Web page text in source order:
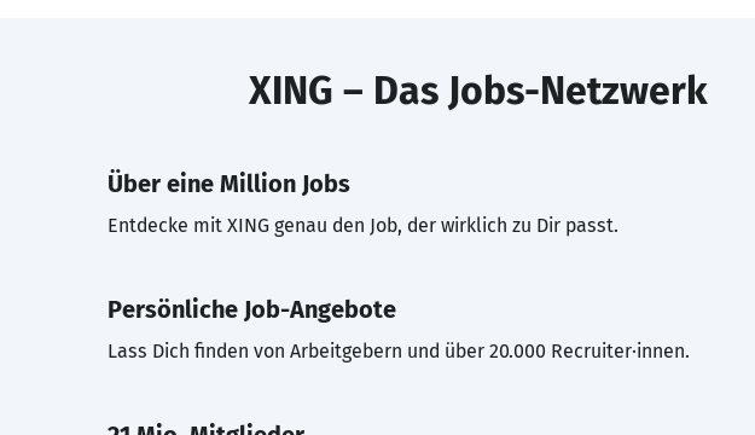
XING – Das Jobs-Netzwerk
Über eine Million Jobs
Entdecke mit XING genau den Job, der wirklich zu Dir passt.
Persönliche Job-Angebote
Lass Dich finden von Arbeitgebern und über 20.000 Recruiter·innen.